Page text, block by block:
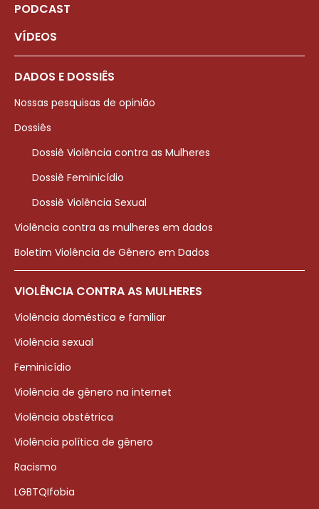
PODCAST
VÍDEOS
DADOS E DOSSIÊS
Nossas pesquisas de opinião
Dossiês
Dossiê Violência contra as Mulheres
Dossiê Feminicídio
Dossiê Violência Sexual
Violência contra as mulheres em dados
Boletim Violência de Gênero em Dados
VIOLÊNCIA CONTRA AS MULHERES
Violência doméstica e familiar
Violência sexual
Feminicídio
Violência de gênero na internet
Violência obstétrica
Violência política de gênero
Racismo
LGBTQIfobia